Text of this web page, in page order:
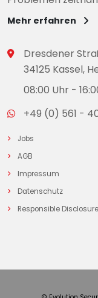
Mehr erfahren
Dresdener
34125 Kassel,
08:00 Uhr -
+49 (0) 561 -
Jobs
AGB
Impressum
Datenschutz
Responsible Disclosure